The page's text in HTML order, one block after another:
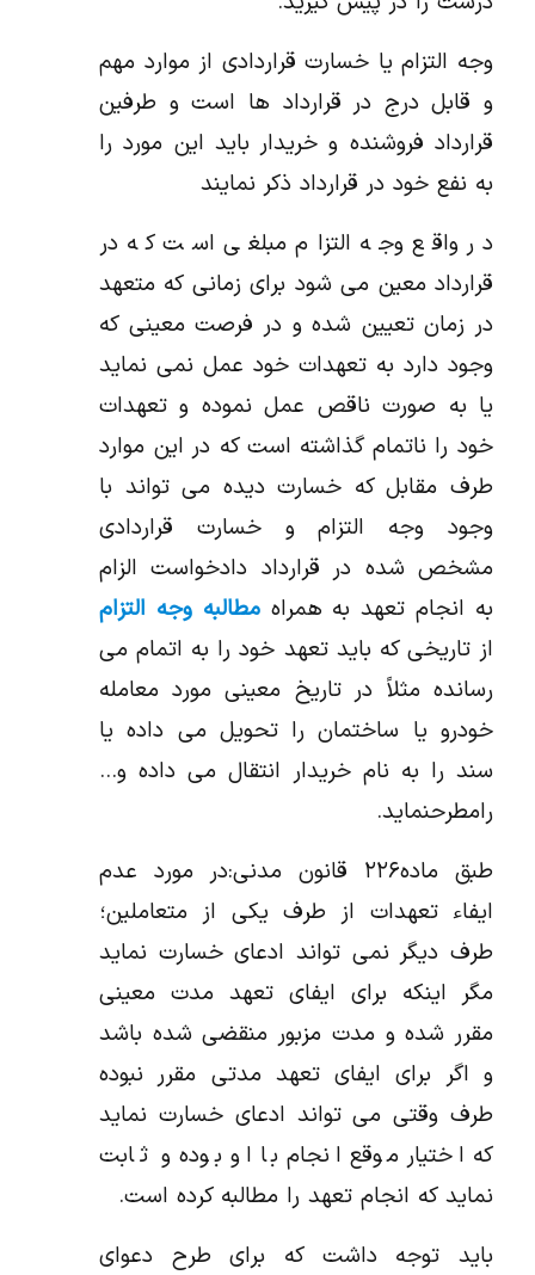
وجه التزام یا خسارت قراردادی از موارد مهم
و قابل درج در قرارداد ها است و طرفین
قرارداد فروشنده و خریدار باید این مورد را
به نفع خود در قرارداد ذکر نمایند
در واقع وجه التزام مبلغی است که در
قرارداد معین می شود برای زمانی که متعهد
در زمان تعیین شده و در فرصت معینی که
وجود دارد به تعهدات خود عمل نمی نماید
یا به صورت ناقص عمل نموده و تعهدات
خود را ناتمام گذاشته است که در این موارد
طرف مقابل که خسارت دیده می تواند با
وجود وجه التزام و خسارت قراردادی
مشخص شده در قرارداد دادخواست الزام
به انجام تعهد به همراهمطالبه وجه التزام
از تاریخی که باید تعهد خود را به اتمام می
رسانده مثلاً در تاریخ معینی مورد معامله
خودرو یا ساختمان را تحویل می داده یا
سند را به نام خریدار انتقال می داده و…
رامطرحنماید.
طبق ماده۲۲۶ قانون مدنی:در مورد عدم
ایفاء تعهدات از طرف یکی از متعاملین؛
طرف دیگر نمی تواند ادعای خسارت نماید
مگر اینکه برای ایفای تعهد مدت معینی
مقرر شده و مدت مزبور منقضی شده باشد
و اگر برای ایفای تعهد مدتی مقرر نبوده
طرف وقتی می تواند ادعای خسارت نماید
که اختیار موقع انجام با او بوده و ثابت
نماید که انجام تعهد را مطالبه کرده است.
باید توجه داشت که برای طرح دعوای